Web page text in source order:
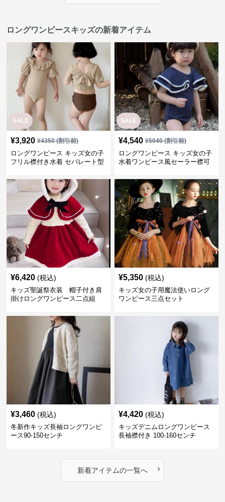
ロングワンピースキッズの新着アイテム
SALE
¥3,920 ¥4350(割引前)
ロングワンピース キッズ女の子
フリル襟付き水着 セパレート型
SALE
¥4,540 ¥5040(割引前)
ロングワンピース キッズ女の子
水着ワンピース風セーラー襟可
¥6,420 (税込)
キッズ聖誕祭衣装 帽子付き肩
掛けロングワンピース二点組
¥5,350 (税込)
キッズ女の子用魔法使いロング
ワンピース三点セット
¥3,460 (税込)
冬新作キッズ長袖ロングワンピ
ース90-150センチ
¥4,420 (税込)
キッズデニムロングワンピース
長袖襟付き 100-160センチ
新着アイテムの一覧へ ›